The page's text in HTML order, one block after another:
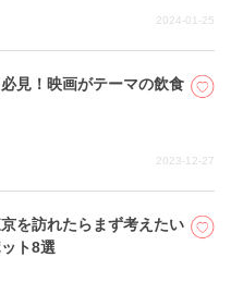
2024-01-25
必見！映画がテーマの飲食
2023-12-27
京を訪れたらまず考えたい
ト8選